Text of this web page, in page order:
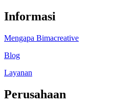
Informasi
Mengapa Bimacreative
Blog
Layanan
Perusahaan